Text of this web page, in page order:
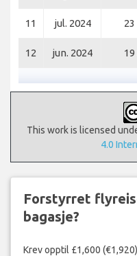
11 jul. 2024 23
12 jun. 2024 19
This work is licensed
4.0
Forstyrret
bagasje?
Krev opptil £1,600